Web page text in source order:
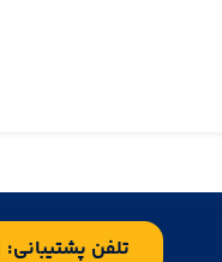
تلفن پشتیبانی: